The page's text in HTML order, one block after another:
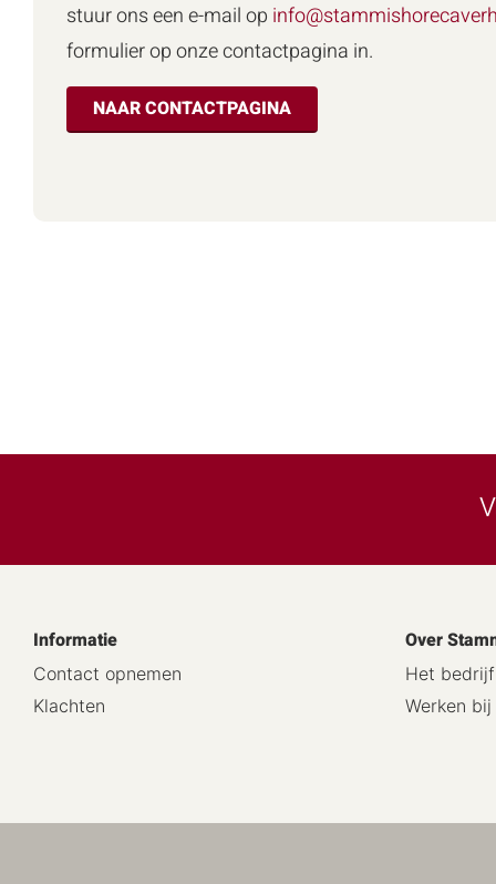
stuur ons een e-mail op
formulier op onze contactpagina in.
NAAR CONTACTPAGINA
Informatie
Contact opnemen
Klachten
Over
Het bedrijf
Werken